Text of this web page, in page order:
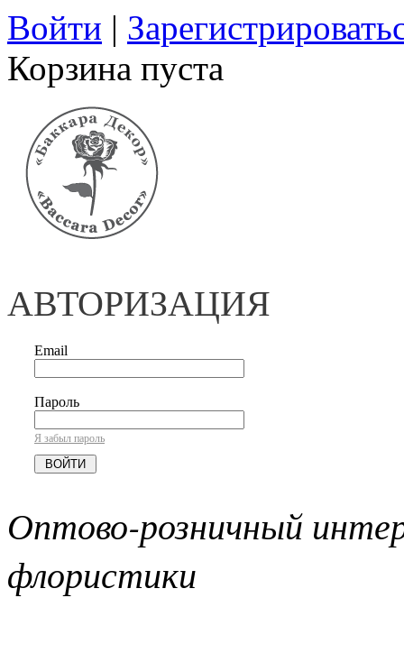
Войти |
Корзина пуста
АВТОРИЗАЦИЯ
Email
Пароль
Я забыл пароль
Оптово-розничный
флористики